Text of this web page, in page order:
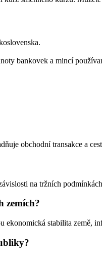
bankovek a mincí
obchodní transakce a
na tržních
zemích?
stabilita země,